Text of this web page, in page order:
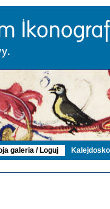
galeria / Loguj